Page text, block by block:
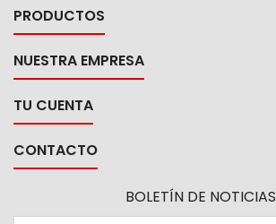
PRODUCTOS
NUESTRA EMPRESA
TU CUENTA
CONTACTO
BOLETÍN DE NOTICIAS